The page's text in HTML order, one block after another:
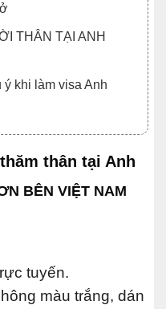
THÂN TẠI ANH
khi làm visa Anh
thân tại Anh
BÊN VIỆT NAM
tuyến.
màu trắng, dán